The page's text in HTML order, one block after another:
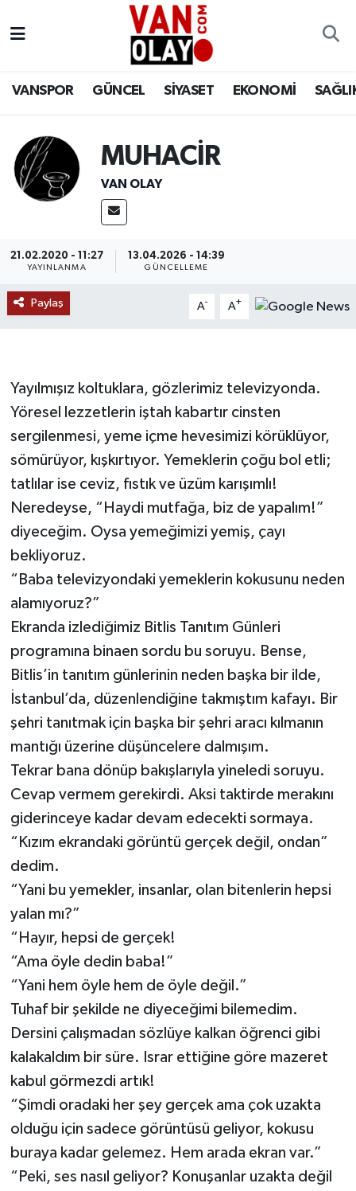
VANSPOR GÜNCEL SİYASET EKONOMİ
MUHACİR
VAN OLAY
21.02.2020 - 11:27
YAYINLANMA
13.04.2026 - 14:39
GÜNCELLEME
Paylaş A- A+
Yayılmışız koltuklara, gözlerimiz televizyonda.
Yöresel lezzetlerin iştah kabartır cinsten
sergilenmesi, yeme içme hevesimizi körüklüyor,
sömürüyor, kışkırtıyor. Yemeklerin çoğu bol etli;
tatlılar ise ceviz, fıstık ve üzüm karışımlı!
Neredeyse, “Haydi mutfağa, biz de yapalım!”
diyeceğim. Oysa yemeğimizi yemiş, çayı
bekliyoruz.
“Baba televizyondaki yemeklerin kokusunu neden
alamıyoruz?”
Ekranda izlediğimiz Bitlis Tanıtım Günleri
programına binaen sordu bu soruyu. Bense,
Bitlis’in tanıtım günlerinin neden başka bir ilde,
İstanbul’da, düzenlendiğine takmıştım kafayı. Bir
şehri tanıtmak için başka bir şehri aracı kılmanın
mantığı üzerine düşüncelere dalmışım.
Tekrar bana dönüp bakışlarıyla yineledi soruyu.
Cevap vermem gerekirdi. Aksi taktirde merakını
giderinceye kadar devam edecekti sormaya.
“Kızım ekrandaki görüntü gerçek değil, ondan”
dedim.
“Yani bu yemekler, insanlar, olan bitenlerin hepsi
yalan mı?”
“Hayır, hepsi de gerçek!
“Ama öyle dedin baba!”
“Yani hem öyle hem de öyle değil.”
Tuhaf bir şekilde ne diyeceğimi bilemedim.
Dersini çalışmadan sözlüye kalkan öğrenci gibi
kalakaldım bir süre. Israr ettiğine göre mazeret
kabul görmezdi artık!
“Şimdi oradaki her şey gerçek ama çok uzakta
olduğu için sadece görüntüsü geliyor, kokusu
buraya kadar gelemez. Hem arada ekran var.”
“Peki, ses nasıl geliyor? Konuşanlar uzakta değil
Siyaset
Ekonomi
Eğitim
Bilim & Teknoloji
RESMİ İLANLAR
Van Nöbetçi Eczaneler
Van Namaz Vakitleri
Van Trafik Yoğunluk Haritası
Süper Lig Puan Durumu ve Fikstür
Tüm Manşetler
Son Dakika Haberleri